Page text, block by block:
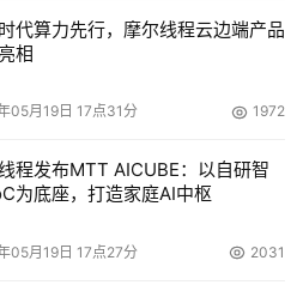
的新币，只有Gate.io上面有。”
易者们大多都会给出类似的评
是Gate.io枝繁叶茂的加速器。
交易功能，是木木为Gate.io扎
代算力先行，摩尔线程云边端产品
相
05月19日 17点31分 1972
程发布MTT AICUBE：以自研智
为底座，打造家庭AI中枢
05月19日 17点27分 2031